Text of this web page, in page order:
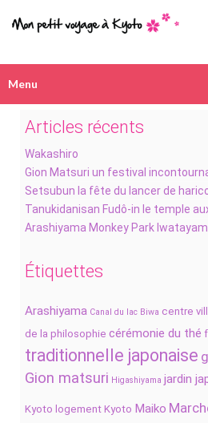
Menu
Articles récents
Wakashiro
Gion Matsuri un festival
Setsubun la fête du lancer de
Tanukidanisan Fudô-in le temple
Arashiyama Monkey Park
Étiquettes
Arashiyama Canal du lac Biwa centre
de la philosophie cérémonie du thé
traditionnelle japonaise
Gion matsuri Higashiyama jardin
Kyoto logement Kyoto Maiko